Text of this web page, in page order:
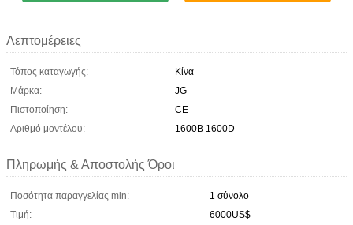
Λεπτομέρειες
Τόπος καταγωγής:
Κίνα
Μάρκα:
JG
Πιστοποίηση:
CE
Αριθμό μοντέλου:
1600B 1600D
Πληρωμής & Αποστολής Όροι
Ποσότητα παραγγελίας min:
1 σύνολο
Τιμή:
6000US$